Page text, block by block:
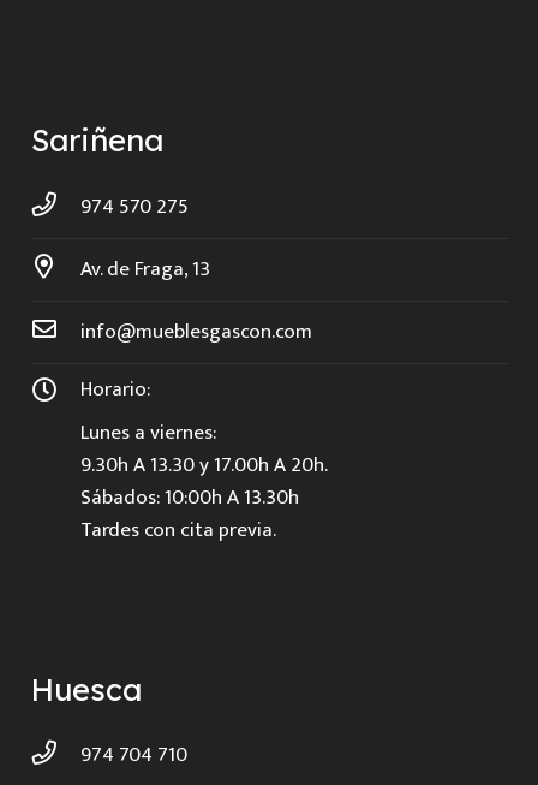
Sariñena
974 570 275
Av. de Fraga, 13
info@mueblesgascon.com
Horario:
Lunes a viernes:
9.30h A 13.30 y 17.00h A 20h.
Sábados: 10:00h A 13.30h
Tardes con cita previa.
Huesca
974 704 710